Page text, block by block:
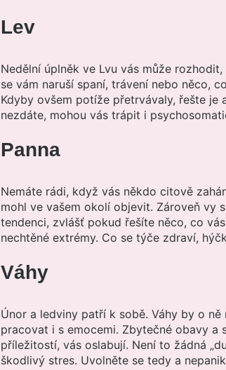
Lev
Nedělní úplněk ve Lvu vás může
se vám naruší spaní, trávení nebo něco,
Kdyby ovšem potíže přetrvávaly, řešte je
nezdáte, mohou vás trápit i
Panna
Nemáte rádi, když vás někdo citově
mohl ve vašem okolí objevit. Zároveň vy
tendenci, zvlášť pokud řešíte něco, co
nechtěné extrémy. Co se týče zdraví,
Váhy
Únor a ledviny patří k sobě. Váhy by o
pracovat i s emocemi. Zbytečné obavy a
příležitostí, vás oslabují. Není to žádná
škodlivý stres. Uvolněte se tedy a